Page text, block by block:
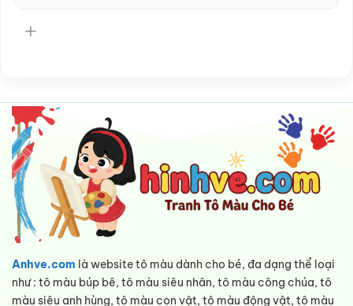
Anhve.com là website tô màu dành cho bé, đa dạng thể loại
như : tô màu búp bê, tô màu siêu nhân, tô màu công chúa, tô
màu siêu anh hùng, tô màu con vật, tô màu động vật, tô màu